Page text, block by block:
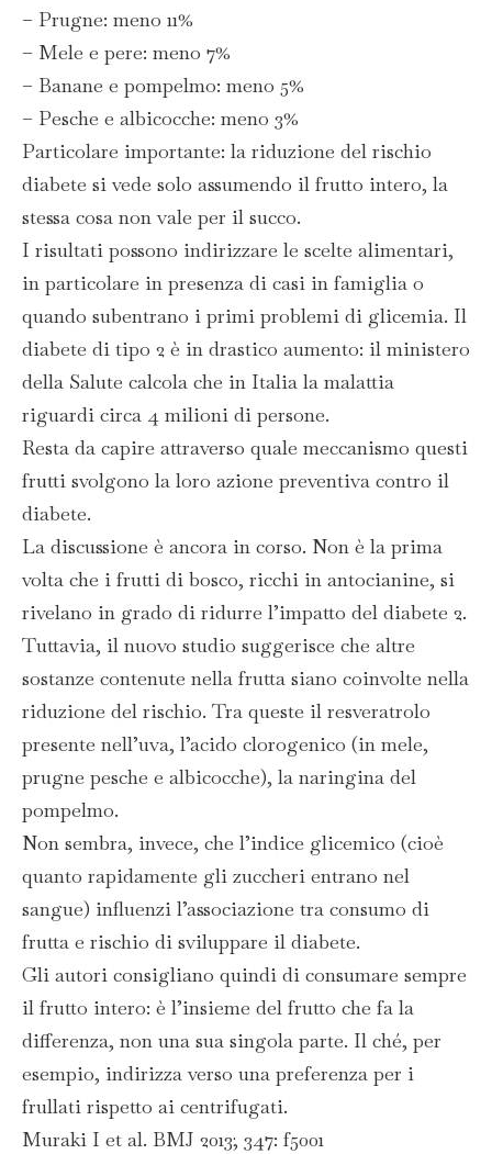
– Prugne: meno 11%
– Mele e pere: meno 7%
– Banane e pompelmo: meno 5%
– Pesche e albicocche: meno 3%
Particolare importante: la riduzione del rischio
diabete si vede solo assumendo il frutto intero, la
stessa cosa non vale per il succo.
I risultati possono indirizzare le scelte alimentari,
in particolare in presenza di casi in famiglia o
quando subentrano i primi problemi di glicemia. Il
diabete di tipo 2 è in drastico aumento: il ministero
della Salute calcola che in Italia la malattia
riguardi circa 4 milioni di persone.
Resta da capire attraverso quale meccanismo questi
frutti svolgono la loro azione preventiva contro il
diabete.
La discussione è ancora in corso. Non è la prima
volta che i frutti di bosco, ricchi in antocianine, si
rivelano in grado di ridurre l’impatto del diabete 2.
Tuttavia, il nuovo studio suggerisce che altre
sostanze contenute nella frutta siano coinvolte nella
riduzione del rischio. Tra queste il resveratrolo
presente nell’uva, l’acido clorogenico (in mele,
prugne pesche e albicocche), la naringina del
pompelmo.
Non sembra, invece, che l’indice glicemico (cioè
quanto rapidamente gli zuccheri entrano nel
sangue) influenzi l’associazione tra consumo di
frutta e rischio di sviluppare il diabete.
Gli autori consigliano quindi di consumare sempre
il frutto intero: è l’insieme del frutto che fa la
differenza, non una sua singola parte. Il ché, per
esempio, indirizza verso una preferenza per i
frullati rispetto ai centrifugati.
Muraki I et al. BMJ 2013; 347: f5001